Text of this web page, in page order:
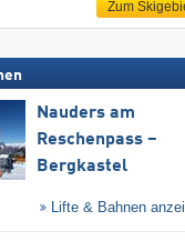
Zum
Nauders am
Reschenpass –
Bergkastel
Lifte & Bahnen